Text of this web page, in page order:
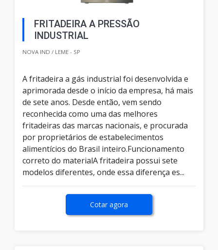
FRITADEIRA A PRESSÃO
INDUSTRIAL
NOVA IND / LEME - SP
A fritadeira a gás industrial foi desenvolvida e
aprimorada desde o início da empresa, há mais
de sete anos. Desde então, vem sendo
reconhecida como uma das melhores
fritadeiras das marcas nacionais, e procurada
por proprietários de estabelecimentos
alimentícios do Brasil inteiro.Funcionamento
correto do materialA fritadeira possui sete
modelos diferentes, onde essa diferença es...
Cotar agora